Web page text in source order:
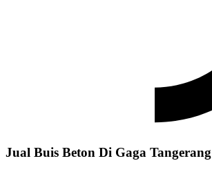
Jual Buis Beton Di Gaga Tangerang